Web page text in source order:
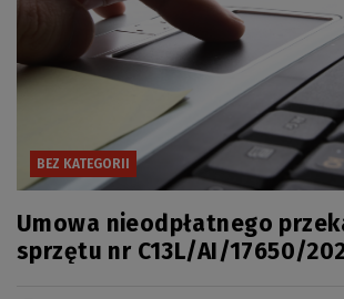
BEZ KATEGORII
Umowa nieodpłatnego
sprzętu nr C13L/AI/17650/